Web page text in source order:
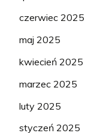
czerwiec 2025
maj 2025
kwiecień 2025
marzec 2025
luty 2025
styczeń 2025